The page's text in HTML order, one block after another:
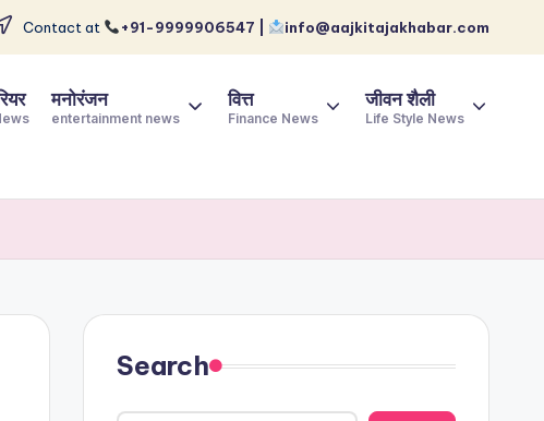
Contact at +91-9999906547 | info@aajkitajakhabar.com
मनोरंजन
entertainment news
वित्त
Finance News
जीवन शैली
Life Style News
Search